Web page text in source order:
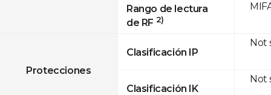
Rango de lectura
de RF 2)
Protecciones
Clasificación IP
Clasificación IK
Not
Not